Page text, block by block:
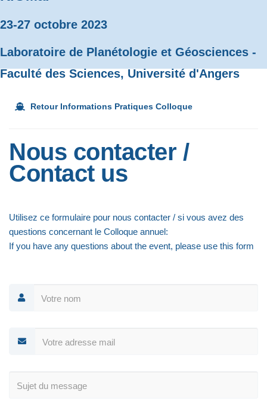
23-27 octobre 2023
Laboratoire de Planétologie et Géosciences -
Faculté des Sciences, Université d'Angers
Retour Informations Pratiques Colloque
Nous contacter /
Contact us
Utilisez ce formulaire pour nous contacter / si vous avez des
questions concernant le Colloque annuel:
If you have any questions about the event, please use this form